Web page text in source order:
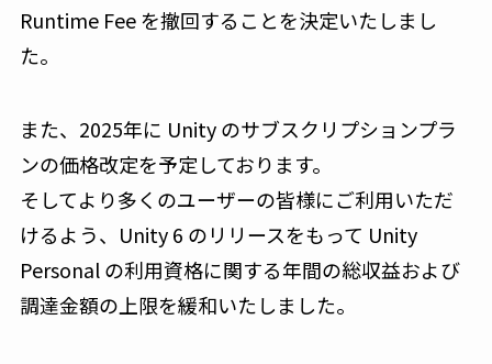
Runtime Fee を撤回することを決定いたしまし
た。
また、2025年に Unity のサブスクリプションプラ
ンの価格改定を予定しております。
そしてより多くのユーザーの皆様にご利用いただ
けるよう、Unity 6 のリリースをもって Unity
Personal の利用資格に関する年間の総収益および
調達金額の上限を緩和いたしました。